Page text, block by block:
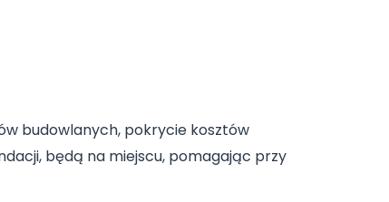
budowlanych, pokrycie kosztów
będą na miejscu, pomagając przy